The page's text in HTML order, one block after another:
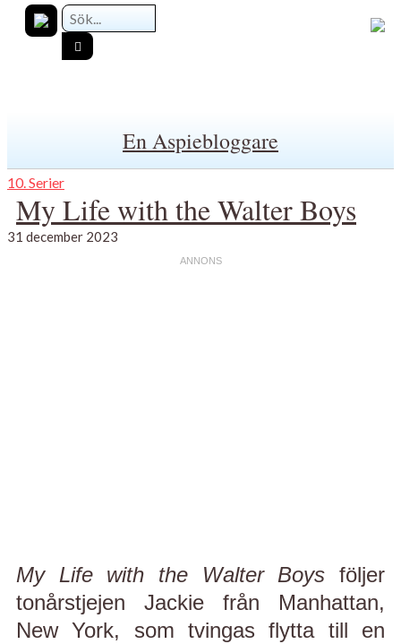
En Aspiebloggare
10. Serier
My Life with the Walter Boys
31 december 2023
My Life with the Walter Boys följer
tonårstjejen Jackie från Manhattan,
New York, som tvingas flytta till en